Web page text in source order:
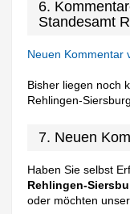
6.
Standesamt
Neuen Kommentar
Bisher liegen noch
Rehlingen-
7. Neuen
Haben Sie selbst
Rehlingen-
oder möchten